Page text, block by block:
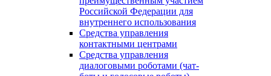
Российской Федерации для
внутреннего использования
Средства управления
контактными центрами
Средства управления
диалоговыми роботами (чат-